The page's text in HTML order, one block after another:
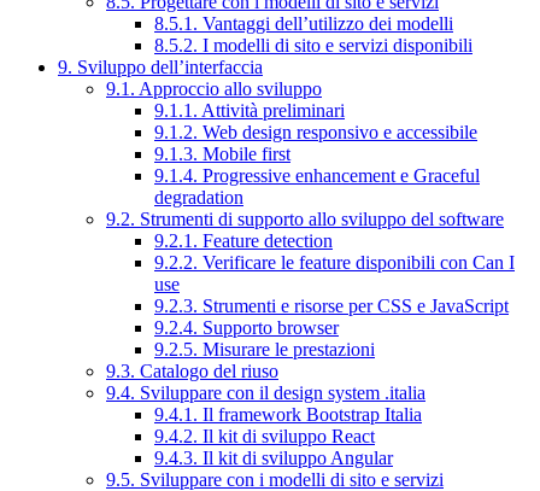
8.5.1. Vantaggi dell’utilizzo dei modelli
8.5.2. I modelli di sito e servizi disponibili
9. Sviluppo dell’interfaccia
9.1. Approccio allo sviluppo
9.1.1. Attività preliminari
9.1.2. Web design responsivo e accessibile
9.1.3. Mobile first
9.1.4. Progressive enhancement e Graceful
degradation
9.2. Strumenti di supporto allo sviluppo del software
9.2.1. Feature detection
9.2.2. Verificare le feature disponibili con Can I
use
9.2.3. Strumenti e risorse per CSS e JavaScript
9.2.4. Supporto browser
9.2.5. Misurare le prestazioni
9.3. Catalogo del riuso
9.4. Sviluppare con il design system .italia
9.4.1. Il framework Bootstrap Italia
9.4.2. Il kit di sviluppo React
9.4.3. Il kit di sviluppo Angular
9.5. Sviluppare con i modelli di sito e servizi